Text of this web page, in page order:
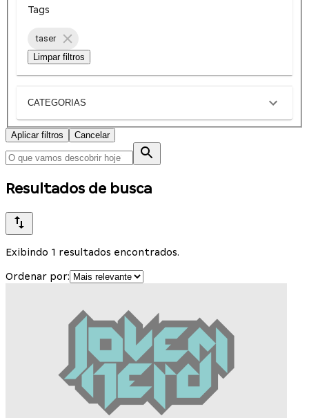
Tags
taser
Limpar filtros
CATEGORIAS
Aplicar filtros Cancelar
Resultados de busca
Exibindo 1 resultados encontrados.
Ordenar por: